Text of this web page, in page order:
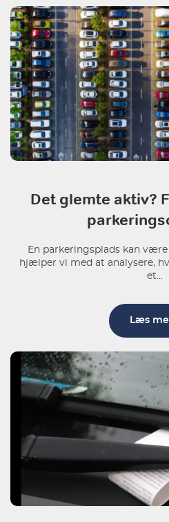
Det glemte aktiv?
En parkeringsplads kan
hjælper vi med at analysere,
et...
Læs